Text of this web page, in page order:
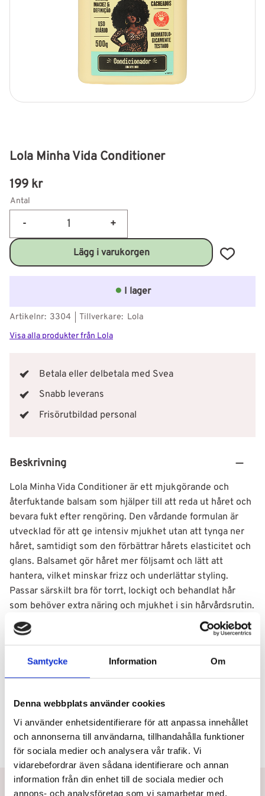
Samtycke Information Om
Denna webbplats använder cookies
Vi använder enhetsidentifierare för att anpassa innehållet
och annonserna till användarna, tillhandahålla funktioner
för sociala medier och analysera vår trafik. Vi
vidarebefordrar även sådana identifierare och annan
information från din enhet till de sociala medier och
annons- och analysföretag som vi samarbetar med.
Lola Minha Vida Conditioner
199 kr
Antal
+
-
Lägg till
I lager
Artikelnr 3304 Tillverkare Lola
Visa alla produkter från Lola
Beskrivning
Lola Minha Vida Conditioner är ett mjukgörande och
återfuktande balsam som hjälper till att reda ut håret och
bevara fukt efter rengöring. Den vårdande formulan är
utvecklad för att ge intensiv mjukhet utan att tynga ner
håret, samtidigt som den förbättrar hårets elasticitet och
glans. Balsamet gör håret mer följsamt och lätt att
hantera, vilket minskar frizz och underlättar styling.
Passar särskilt bra för torrt, lockigt och behandlat hår
som behöver extra näring och mjukhet i sin hårvårdsrutin.
Volym:
Användning
Betala eller delbetala med Svea
Snabb leverans
Frisörutbildad personal
Betala eller delbetala med Svea